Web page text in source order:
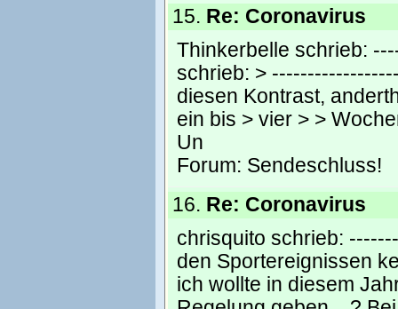
15. Re: Coronavirus
Thinkerbelle schrieb:
schrieb: >
diesen Kontrast,
ein bis > vier > >
Un
Forum: Sendeschluss!
16. Re: Coronavirus
chrisquito schrieb:
den Sportereignissen
ich wollte in diesem